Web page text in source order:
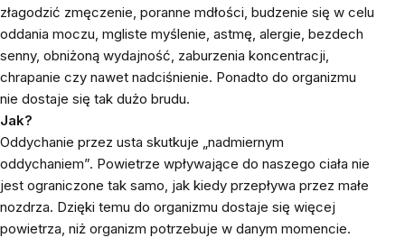
złagodzić zmęczenie, poranne mdłości, budzenie się w celu
oddania moczu, mgliste myślenie, astmę, alergie, bezdech
senny, obniżoną wydajność, zaburzenia koncentracji,
chrapanie czy nawet nadciśnienie. Ponadto do organizmu
nie dostaje się tak dużo brudu.
Jak?
Oddychanie przez usta skutkuje „nadmiernym
oddychaniem”. Powietrze wpływające do naszego ciała nie
jest ograniczone tak samo, jak kiedy przepływa przez małe
nozdrza. Dzięki temu do organizmu dostaje się więcej
powietrza, niż organizm potrzebuje w danym momencie.